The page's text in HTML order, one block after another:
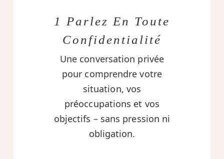
1 Parlez En Toute
Confidentialité
Une conversation privée
pour comprendre votre
situation, vos
préoccupations et vos
objectifs – sans pression ni
obligation.